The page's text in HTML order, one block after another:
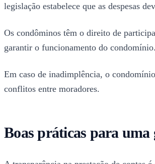
legislação estabelece que as despesas
Os condôminos têm o direito de
garantir o funcionamento do condomínio.
Em caso de inadimplência, o
conflitos entre moradores.
Boas práticas para uma